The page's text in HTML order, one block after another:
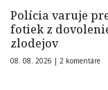
Polícia varuje
fotiek z
zlodejov
08. 08. 2026 | 2 komentáre